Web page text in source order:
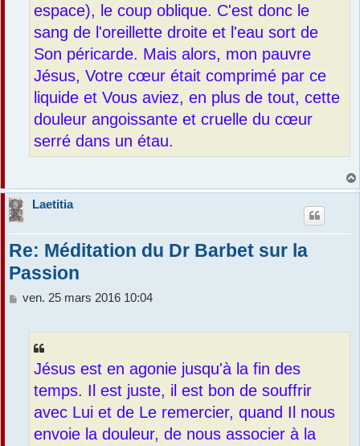
espace), le coup oblique. C'est donc le
sang de l'oreillette droite et l'eau sort de
Son péricarde. Mais alors, mon pauvre
Jésus, Votre cœur était comprimé par ce
liquide et Vous aviez, en plus de tout, cette
douleur angoissante et cruelle du cœur
serré dans un étau.
Laetitia
Re: Méditation du Dr Barbet sur la
Passion
M
ven. 25 mars 2016 10:04
Jésus est en agonie jusqu'à la fin des
temps. Il est juste, il est bon de souffrir
avec Lui et de Le remercier, quand Il nous
envoie la douleur, de nous associer à la